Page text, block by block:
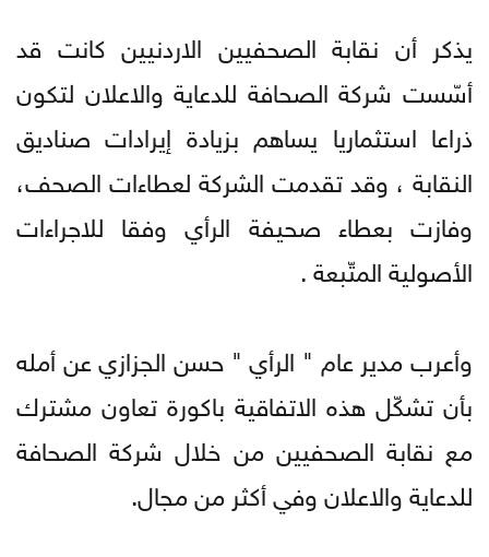
يذكر أن نقابة الصحفيين الاردنيين كانت قد
أسّست شركة الصحافة للدعاية والاعلان لتكون
ذراعا استثماريا يساهم بزيادة إيرادات صناديق
النقابة ، وقد تقدمت الشركة لعطاءات الصحف،
وفازت بعطاء صحيفة الرأي وفقا للاجراءات
الأصولية المتّبعة .
وأعرب مدير عام " الرأي " حسن الجزازي عن أمله
بأن تشكّل هذه الاتفاقية باكورة تعاون مشترك
مع نقابة الصحفيين من خلال شركة الصحافة
للدعاية والاعلان وفي أكثر من مجال.